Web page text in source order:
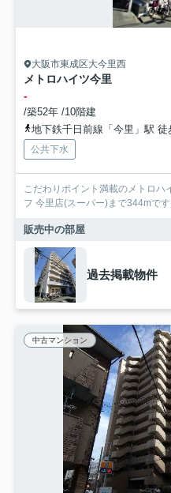
大阪市東成区大今里西
メトロハイツ今里
-
/築52年 /10階建
地下鉄千日前線「今里」駅 徒
公共下水
こだわりポイント満載のメトロハ
フ 今里店(スーパー)まで344mで
販売中の部屋
過去掲載物件
中古マンション